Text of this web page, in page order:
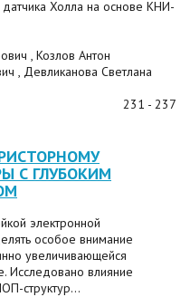
Холла на основе КНИ-
, Козлов Антон
, Девликанова Светлана
231 - 237
С ГЛУБОКИМ
электронной
особое внимание
увеличивающейся
Исследовано влияние
структур...